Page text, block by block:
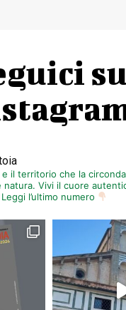
su
e il territorio che la circonda
natura. Vivi il cuore
Leggi l’ultimo numero